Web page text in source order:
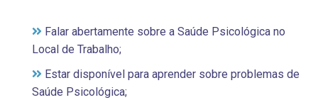
Falar abertamente sobre a Saúde Psicológica no
Local de Trabalho;
Estar disponível para aprender sobre problemas de
Saúde Psicológica;